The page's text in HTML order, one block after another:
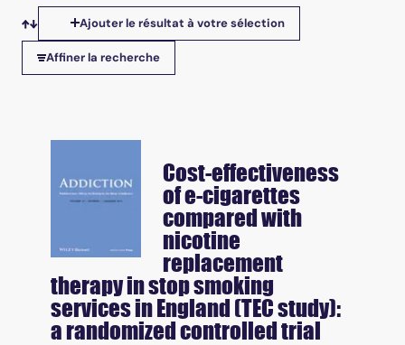
Tris disponibles
Ajouter le résultat à votre sélection
Affiner la recherche
Cost-effectiveness
of e-cigarettes
compared with
nicotine
replacement
therapy in stop smoking
services in England (TEC study):
a randomized controlled trial